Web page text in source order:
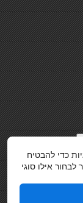
כדי להבטיח
אילו סוגי